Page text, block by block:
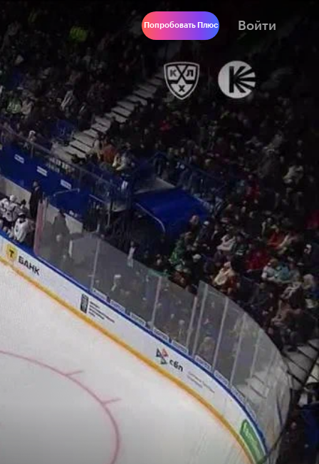
Попробовать Плюс Войти